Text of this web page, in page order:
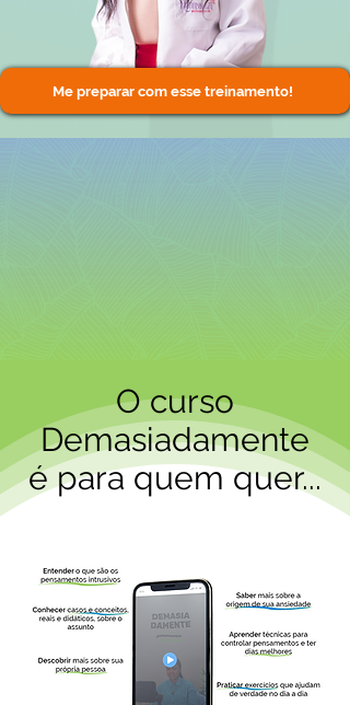
Me preparar com esse treinamento!
O curso
Demasiadamente
​é para quem quer...